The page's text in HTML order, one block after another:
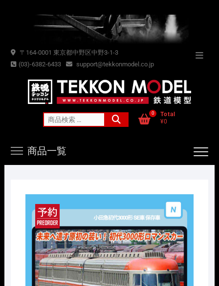
〒164-0001 東京都中野区中野3-1-3
(03)-6382-6433
support@tekkonmodel.co.jp
索
0
Total
¥0
商品一覧